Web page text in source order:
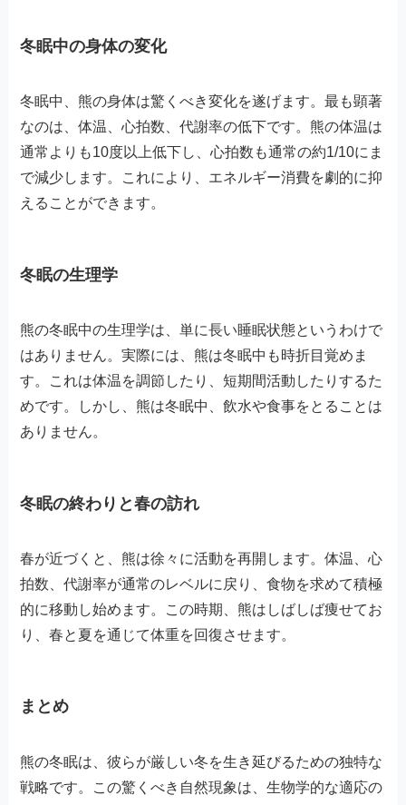
冬眠中の身体の変化
冬眠中、熊の身体は驚くべき変化を遂げます。最も顕著
なのは、体温、心拍数、代謝率の低下です。熊の体温は
通常よりも10度以上低下し、心拍数も通常の約1/10にま
で減少します。これにより、エネルギー消費を劇的に抑
えることができます。
冬眠の生理学
熊の冬眠中の生理学は、単に長い睡眠状態というわけで
はありません。実際には、熊は冬眠中も時折目覚めま
す。これは体温を調節したり、短期間活動したりするた
めです。しかし、熊は冬眠中、飲水や食事をとることは
ありません。
冬眠の終わりと春の訪れ
春が近づくと、熊は徐々に活動を再開します。体温、心
拍数、代謝率が通常のレベルに戻り、食物を求めて積極
的に移動し始めます。この時期、熊はしばしば痩せてお
り、春と夏を通じて体重を回復させます。
まとめ
熊の冬眠は、彼らが厳しい冬を生き延びるための独特な
戦略です。この驚くべき自然現象は、生物学的な適応の